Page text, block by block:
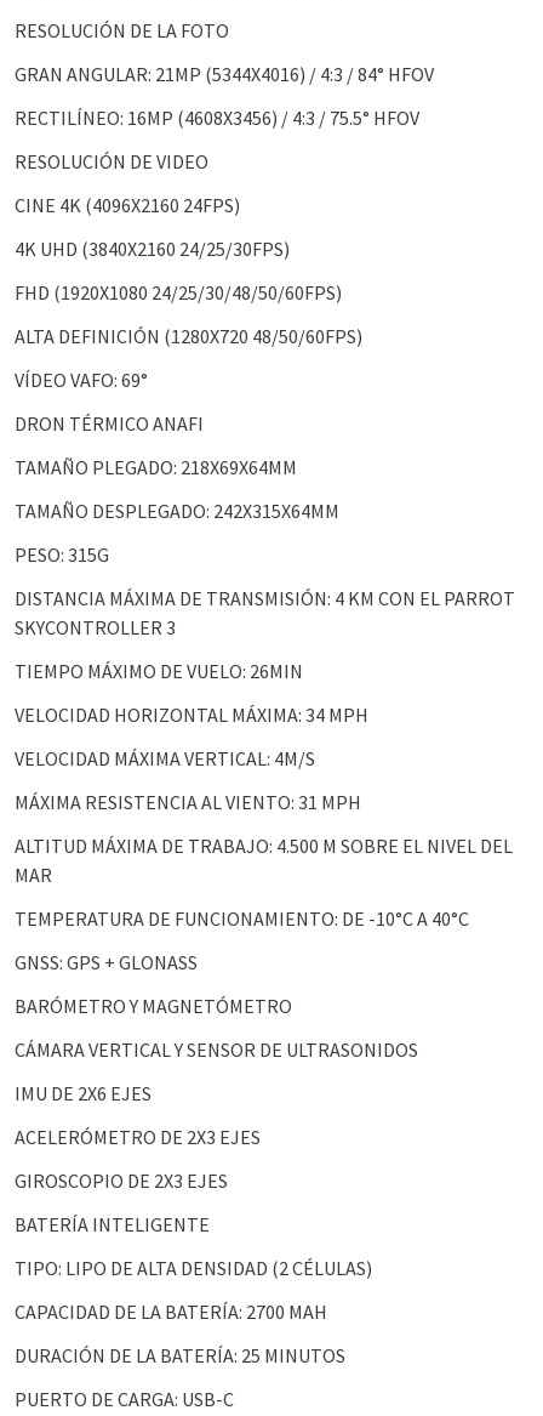
RESOLUCIÓN DE LA FOTO
GRAN ANGULAR: 21MP (5344X4016) / 4:3 / 84° HFOV
RECTILÍNEO: 16MP (4608X3456) / 4:3 / 75.5° HFOV
RESOLUCIÓN DE VIDEO
CINE 4K (4096X2160 24FPS)
4K UHD (3840X2160 24/25/30FPS)
FHD (1920X1080 24/25/30/48/50/60FPS)
ALTA DEFINICIÓN (1280X720 48/50/60FPS)
VÍDEO VAFO: 69°
DRON TÉRMICO ANAFI
TAMAÑO PLEGADO: 218X69X64MM
TAMAÑO DESPLEGADO: 242X315X64MM
PESO: 315G
DISTANCIA MÁXIMA DE TRANSMISIÓN: 4 KM CON EL PARROT
SKYCONTROLLER 3
TIEMPO MÁXIMO DE VUELO: 26MIN
VELOCIDAD HORIZONTAL MÁXIMA: 34 MPH
VELOCIDAD MÁXIMA VERTICAL: 4M/S
MÁXIMA RESISTENCIA AL VIENTO: 31 MPH
ALTITUD MÁXIMA DE TRABAJO: 4.500 M SOBRE EL NIVEL DEL
MAR
TEMPERATURA DE FUNCIONAMIENTO: DE -10°C A 40°C
GNSS: GPS + GLONASS
BARÓMETRO Y MAGNETÓMETRO
CÁMARA VERTICAL Y SENSOR DE ULTRASONIDOS
IMU DE 2X6 EJES
ACELERÓMETRO DE 2X3 EJES
GIROSCOPIO DE 2X3 EJES
BATERÍA INTELIGENTE
TIPO: LIPO DE ALTA DENSIDAD (2 CÉLULAS)
CAPACIDAD DE LA BATERÍA: 2700 MAH
DURACIÓN DE LA BATERÍA: 25 MINUTOS
PUERTO DE CARGA: USB-C